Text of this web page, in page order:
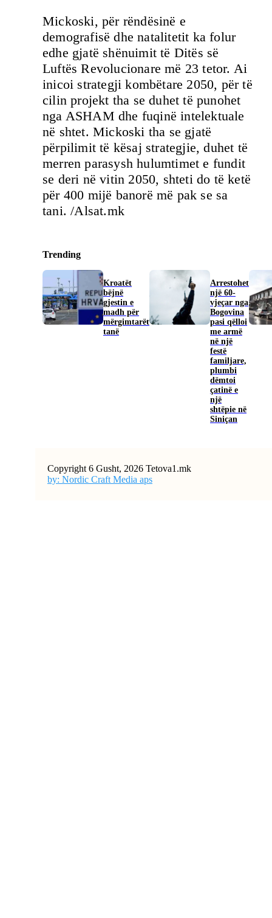
Mickoski, për rëndësinë e
demografisë dhe natalitetit ka folur
edhe gjatë shënuimit të Ditës së
Luftës Revolucionare më 23 tetor. Ai
inicoi strategji kombëtare 2050, për të
cilin projekt tha se duhet të punohet
nga ASHAM dhe fuqinë intelektuale
në shtet. Mickoski tha se gjatë
përpilimit të kësaj strategjie, duhet të
merren parasysh hulumtimet e fundit
se deri në vitin 2050, shteti do të ketë
për 400 mijë banorë më pak se sa
tani. /Alsat.mk
Trending
Kroatët
bëjnë
gjestin e
madh për
mërgimtarët
tanë
Arrestohet
një 60-
vjeçar nga
Bogovina
pasi qëlloi
me armë
në një
festë
familjare,
plumbi
dëmtoi
çatinë e
një
shtëpie në
Siniçan
Copyright 6 Gusht, 2026 Tetova1.mk
by: Nordic Craft Media aps